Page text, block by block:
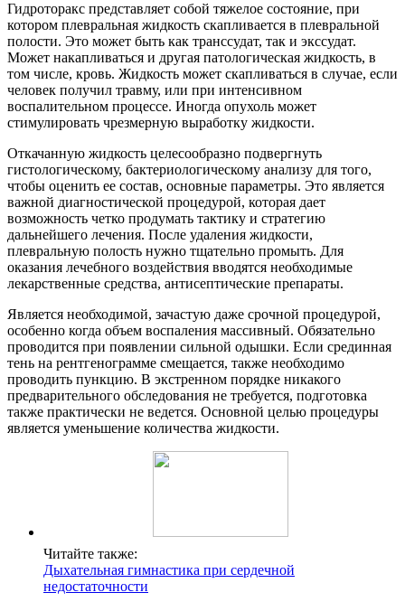
Гидроторакс представляет собой тяжелое состояние, при
котором плевральная жидкость скапливается в плевральной
полости. Это может быть как транссудат, так и экссудат.
Может накапливаться и другая патологическая жидкость, в
том числе, кровь. Жидкость может скапливаться в случае, если
человек получил травму, или при интенсивном
воспалительном процессе. Иногда опухоль может
стимулировать чрезмерную выработку жидкости.
Откачанную жидкость целесообразно подвергнуть
гистологическому, бактериологическому анализу для того,
чтобы оценить ее состав, основные параметры. Это является
важной диагностической процедурой, которая дает
возможность четко продумать тактику и стратегию
дальнейшего лечения. После удаления жидкости,
плевральную полость нужно тщательно промыть. Для
оказания лечебного воздействия вводятся необходимые
лекарственные средства, антисептические препараты.
Является необходимой, зачастую даже срочной процедурой,
особенно когда объем воспаления массивный. Обязательно
проводится при появлении сильной одышки. Если срединная
тень на рентгенограмме смещается, также необходимо
проводить пункцию. В экстренном порядке никакого
предварительного обследования не требуется, подготовка
также практически не ведется. Основной целью процедуры
является уменьшение количества жидкости.
Читайте также:
Дыхательная гимнастика при сердечной
недостаточности